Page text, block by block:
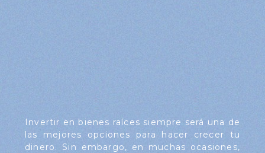
Invertir en bienes raíces siempre será una de
las mejores opciones para hacer crecer tu
dinero. Sin embargo, en muchas ocasiones,